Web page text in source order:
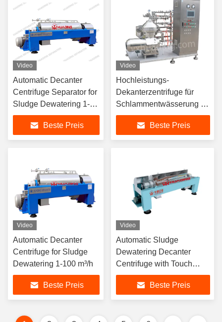
Video
Automatic Decanter
Centrifuge Separator for
Sludge Dewatering 1-
100 m³/h
Beste Preis
Video
Hochleistungs-
Dekanterzentrifuge für
Schlammentwässerung 1-
100 m³/h
Beste Preis
Video
Automatic Decanter
Centrifuge for Sludge
Dewatering 1-100 m³/h
Beste Preis
Video
Automatic Sludge
Dewatering Decanter
Centrifuge with Touch
Screen
Beste Preis